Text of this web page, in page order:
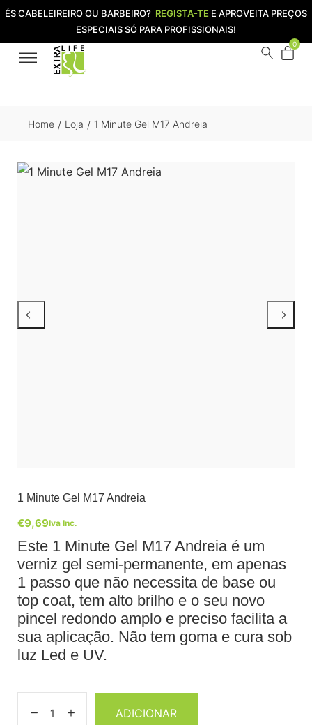
ÉS CABELEIREIRO OU BARBEIRO? REGISTA-TE E APROVEITA PREÇOS
ESPECIAIS SÓ PARA PROFISSIONAIS!
0
Home / Loja / 1 Minute Gel M17 Andreia
1 Minute Gel M17 Andreia
€9,69Iva Inc.
Este 1 Minute Gel M17 Andreia é um
verniz gel semi-permanente, em apenas
1 passo que não necessita de base ou
top coat, tem alto brilho e o seu novo
pincel redondo amplo e preciso facilita a
sua aplicação. Não tem goma e cura sob
luz Led e UV.
ADICIONAR